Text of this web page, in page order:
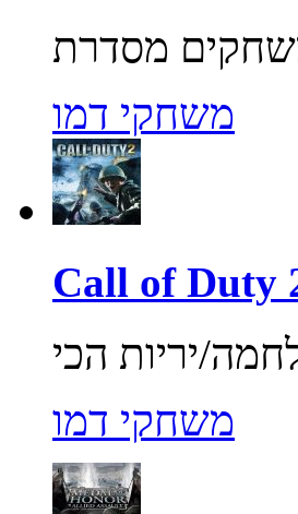
משחקי דמו
משחקי דמו